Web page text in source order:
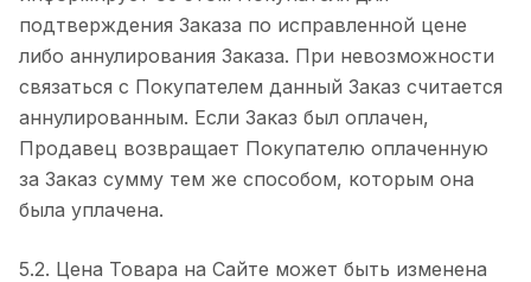
подтверждения Заказа по исправленной цене
либо аннулирования Заказа. При невозможности
связаться с Покупателем данный Заказ считается
аннулированным. Если Заказ был оплачен,
Продавец возвращает Покупателю оплаченную
за Заказ сумму тем же способом, которым она
была уплачена.
5.2. Цена Товара на Сайте может быть изменена